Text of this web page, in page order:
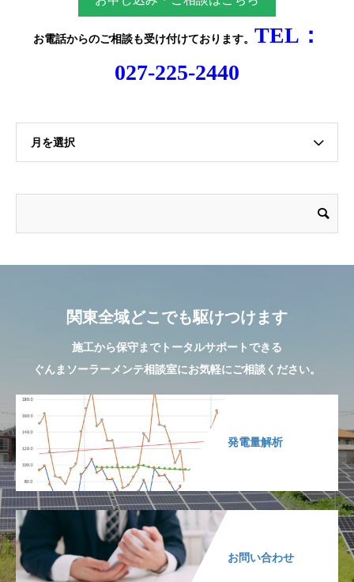
お電話からのご相談も受け付けております。 TEL：
027-225-2440
月を選択
関東全域どこでも駆けつけます
施工から保守までトータルサポートできる
ぐんまソーラーメンテ相談室にお気軽にご相談ください。
発電量解析
お問い合わせ